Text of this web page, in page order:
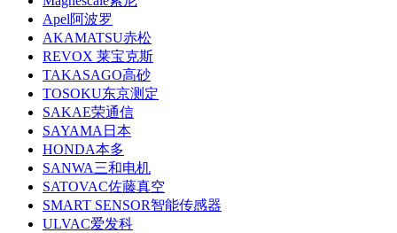
Apel阿波罗
AKAMATSU赤松
REVOX 莱宝克斯
TAKASAGO高砂
TOSOKU东京测定
SAKAE荣通信
SAYAMA日本
HONDA本多
SANWA三和电机
SATOVAC佐藤真空
SMART SENSOR智能传感器
ULVAC爱发科